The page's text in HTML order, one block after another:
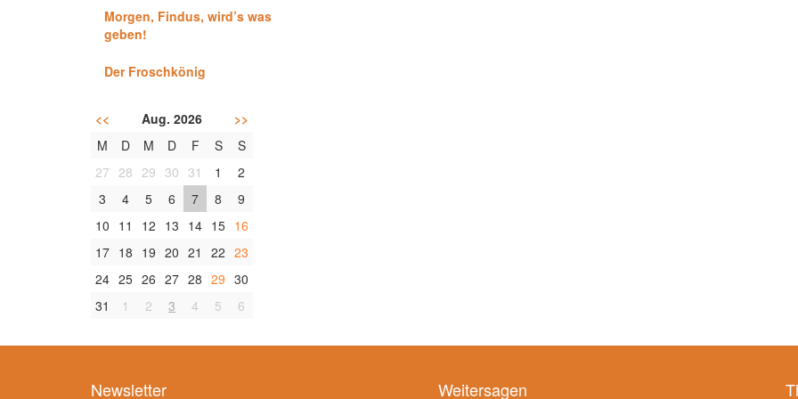
Morgen, Findus, wird’s was
geben!
Der Froschkönig
<< Aug. 2026
>>
M
D M D F S
S
27 28 29 30 31 1
2
3
4 5 6 7 8
9
10 11 12 13 14 15 16
17 18 19 20 21 22 23
24 25 26 27 28 29 30
31
1 2 3 4 5 6
Newsletter Weitersagen